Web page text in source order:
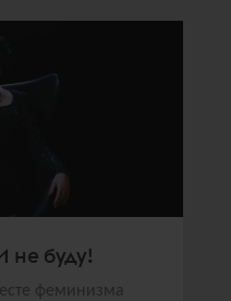
не буду!
феминизма